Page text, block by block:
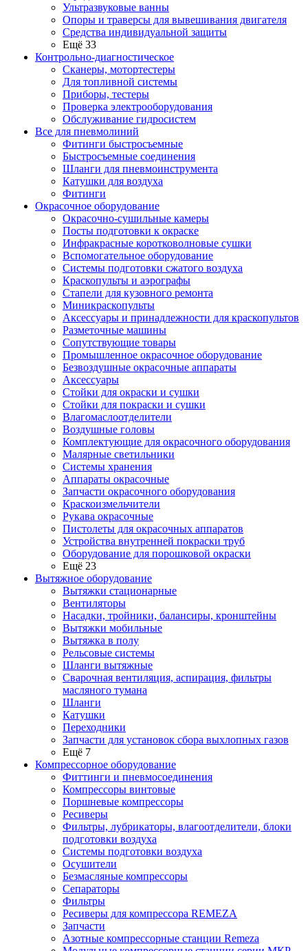
Ультразвуковые ванны
Опоры и траверсы для вывешивания двигателя
Средства индивидуальной защиты
Ещё 33
Контрольно-диагностическое
Сканеры, мотортестеры
Для топливной системы
Приборы, тестеры
Проверка электрооборудования
Обслуживание гидросистем
Все для пневмолиний
Фитинги быстросъемные
Быстросъемные соединения
Шланги для пневмоинструмента
Катушки для воздуха
Фитинги
Окрасочное оборудование
Окрасочно-сушильные камеры
Посты подготовки к окраске
Инфракрасные коротковолновые сушки
Вспомогательное оборудование
Системы подготовки сжатого воздуха
Краскопульты и аэрографы
Стапели для кузовного ремонта
Миникраскопульты
Аксессуары и принадлежности для краскопультов
Разметочные машины
Сопутствующие товары
Промышленное окрасочное оборудование
Безвоздушные окрасочные аппараты
Аксессуары
Стойки для окраски и сушки
Стойки для покраски и сушки
Влагомаслоотделители
Воздушные головы
Комплектующие для окрасочного оборудования
Малярные светильники
Системы хранения
Аппараты окрасочные
Запчасти окрасочного оборудования
Краскоизмельчители
Рукава окрасочные
Пистолеты для окрасочных аппаратов
Устройства внутренней покраски труб
Оборудование для порошковой окраски
Ещё 23
Вытяжное оборудование
Вытяжки стационарные
Вентиляторы
Насадки, тройники, балансиры, кронштейны
Вытяжки мобильные
Вытяжка в полу
Рельсовые системы
Шланги вытяжные
Сварочная вентиляция, аспирация, фильтры
масляного тумана
Шланги
Катушки
Переходники
Запчасти для установок сбора выхлопных газов
Ещё 7
Компрессорное оборудование
Фиттинги и пневмосоединения
Компрессоры винтовые
Поршневые компрессоры
Ресиверы
Фильтры, лубрикаторы, влагоотделители, блоки
подготовки воздуха
Системы подготовки воздуха
Осушители
Безмасляные компрессоры
Сепараторы
Фильтры
Ресиверы для компрессора REMEZA
Запчасти
Азотные компрессорные станции Remeza